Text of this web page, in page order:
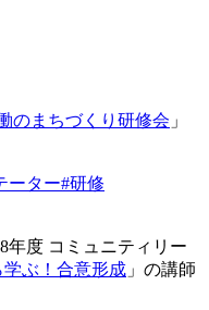
のまちづくり研修会 」
ーター#研修
年度 コミュニティリー
ぶ！合意形成 」の講師